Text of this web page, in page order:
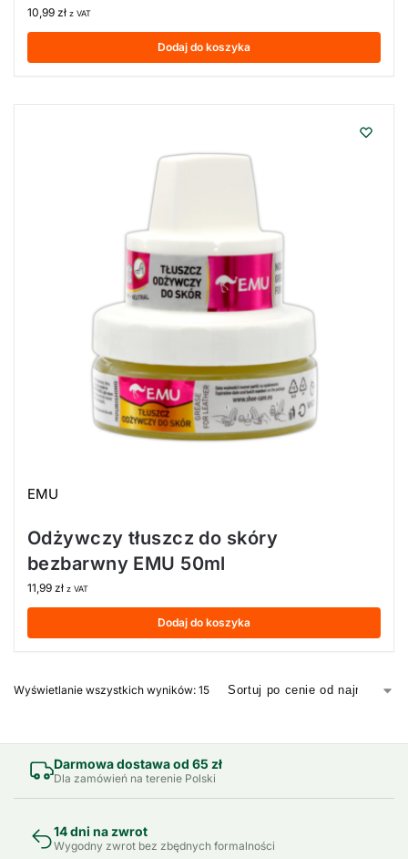
10,99 zł z VAT
Dodaj do koszyka
EMU
Odżywczy tłuszcz do skóry
bezbarwny EMU 50ml
11,99 zł z VAT
Dodaj do koszyka
Wyświetlanie wszystkich wyników: 15
Darmowa dostawa od 65 zł
Dla zamówień na terenie Polski
14 dni na zwrot
Wygodny zwrot bez zbędnych formalności